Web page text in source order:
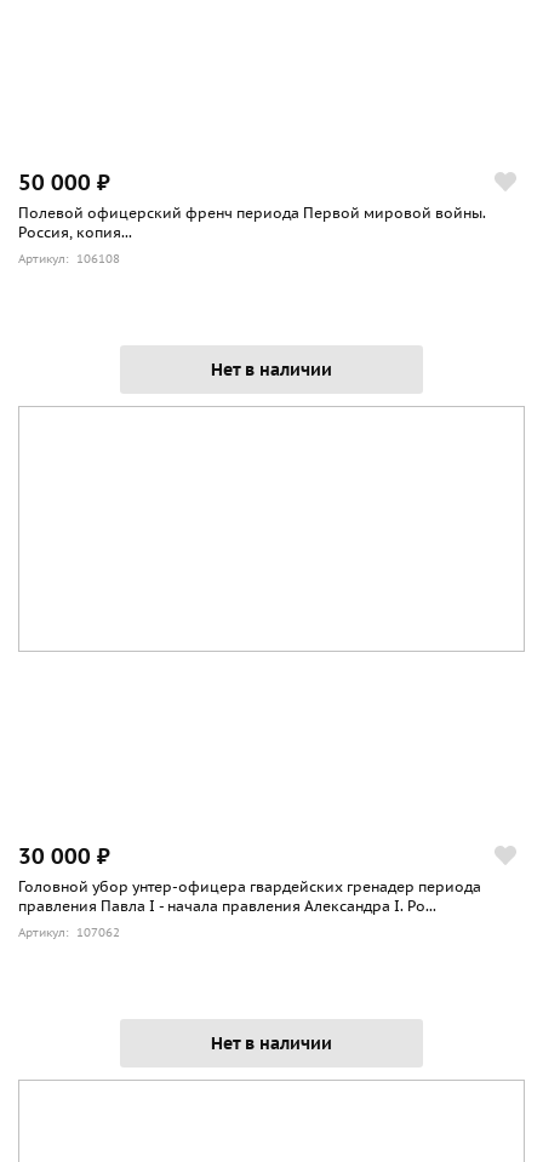
50 000 ₽
Полевой офицерский френч периода Первой мировой войны.
Россия, копия...
Артикул: 106108
Нет в наличии
30 000 ₽
Головной убор унтер-офицера гвардейских гренадер периода
правления Павла I - начала правления Александра I. Ро...
Артикул: 107062
Нет в наличии